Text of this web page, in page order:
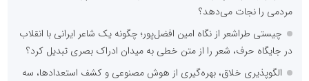
مردمی را نجات می‌دهد؟
چیستی طراشعر از نگاه امین افضل‌پور؛ چگونه یک شاعر ایرانی با انقلاب
در جایگاه حرف، شعر را از متن خطی به میدان ادراک بصری تبدیل کرد؟
الگوپذیری خلاق، بهره‌گیری از هوش مصنوعی و کشف استعدادها، سه